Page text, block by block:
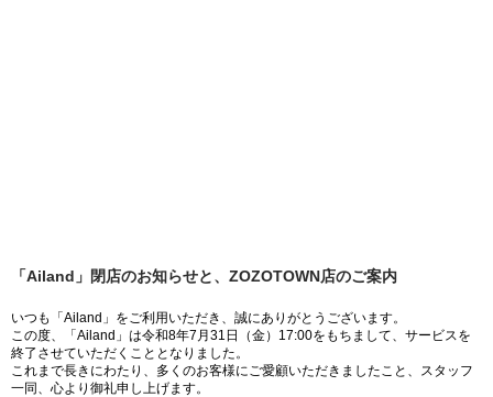
「Ailand」閉店のお知らせと、ZOZOTOWN店のご案内
いつも「Ailand」をご利用いただき、誠にありがとうございます。
この度、「Ailand」は令和8年7月31日（金）17:00をもちまして、サービスを
終了させていただくこととなりました。
これまで長きにわたり、多くのお客様にご愛顧いただきましたこと、スタッフ
一同、心より御礼申し上げます。